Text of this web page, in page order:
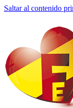
Saltar al contenido